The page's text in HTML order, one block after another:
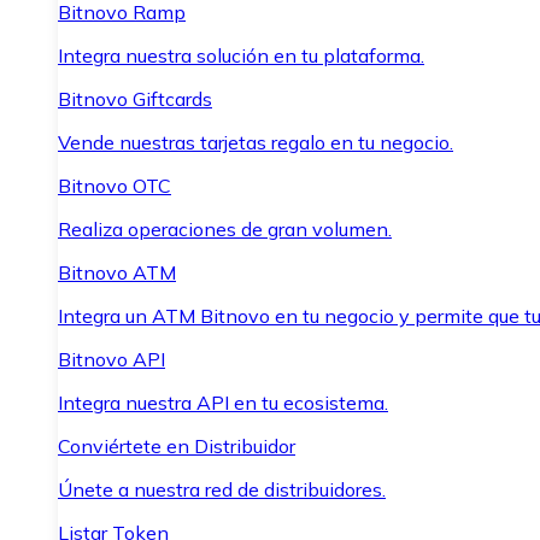
Bitnovo Ramp
Integra nuestra solución en tu plataforma.
Bitnovo Giftcards
Vende nuestras tarjetas regalo en tu negocio.
Bitnovo OTC
Realiza operaciones de gran volumen.
Bitnovo ATM
Integra un ATM Bitnovo en tu negocio y permite que
Bitnovo API
Integra nuestra API en tu ecosistema.
Conviértete en Distribuidor
Únete a nuestra red de distribuidores.
Listar Token